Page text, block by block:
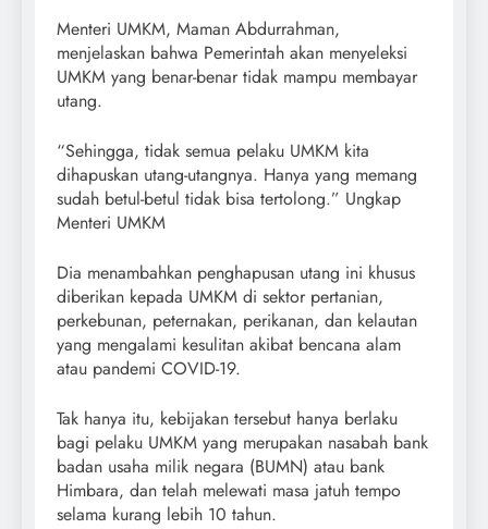
Menteri UMKM, Maman Abdurrahman,
menjelaskan bahwa Pemerintah akan menyeleksi
UMKM yang benar-benar tidak mampu membayar
utang.
“Sehingga, tidak semua pelaku UMKM kita
dihapuskan utang-utangnya. Hanya yang memang
sudah betul-betul tidak bisa tertolong.” Ungkap
Menteri UMKM
Dia menambahkan penghapusan utang ini khusus
diberikan kepada UMKM di sektor pertanian,
perkebunan, peternakan, perikanan, dan kelautan
yang mengalami kesulitan akibat bencana alam
atau pandemi COVID-19.
Tak hanya itu, kebijakan tersebut hanya berlaku
bagi pelaku UMKM yang merupakan nasabah bank
badan usaha milik negara (BUMN) atau bank
Himbara, dan telah melewati masa jatuh tempo
selama kurang lebih 10 tahun.